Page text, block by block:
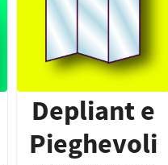
Depliant e
Pieghevoli